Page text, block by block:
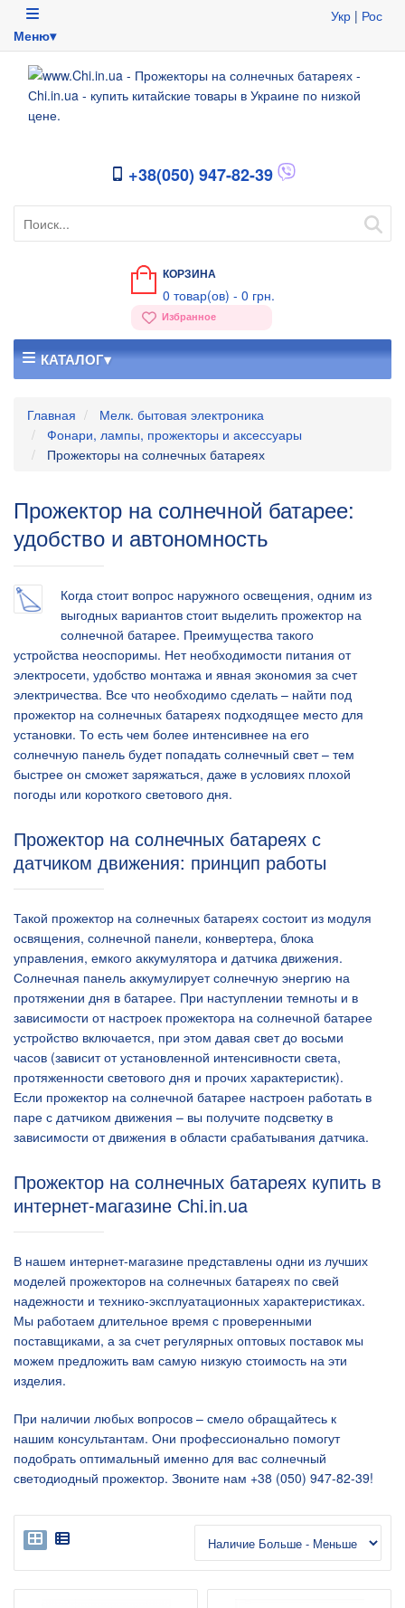
Меню▾
Укр | Рос
+38(050) 947-82-39
КОРЗИНА
0 товар(ов) - 0 грн.
Избранное
КАТАЛОГ▾
Главная
Мелк. бытовая электроника
Фонари, лампы, прожекторы и аксессуары
Прожекторы на солнечных батареях
Прожектор на солнечной батарее:
удобство и автономность
Когда стоит вопрос наружного освещения, одним из
выгодных вариантов стоит выделить прожектор на
солнечной батарее. Преимущества такого
устройства неоспоримы. Нет необходимости питания от
электросети, удобство монтажа и явная экономия за счет
электричества. Все что необходимо сделать – найти под
прожектор на солнечных батареях подходящее место для
установки. То есть чем более интенсивнее на его
солнечную панель будет попадать солнечный свет – тем
быстрее он сможет заряжаться, даже в условиях плохой
погоды или короткого светового дня.
Прожектор на солнечных батареях с
датчиком движения: принцип работы
Такой прожектор на солнечных батареях состоит из модуля
освящения, солнечной панели, конвертера, блока
управления, емкого аккумулятора и датчика движения.
Солнечная панель аккумулирует солнечную энергию на
протяжении дня в батарее. При наступлении темноты и в
зависимости от настроек прожектора на солнечной батарее
устройство включается, при этом давая свет до восьми
часов (зависит от установленной интенсивности света,
протяженности светового дня и прочих характеристик).
Если прожектор на солнечной батарее настроен работать в
паре с датчиком движения – вы получите подсветку в
зависимости от движения в области срабатывания датчика.
Прожектор на солнечных батареях купить в
интернет-магазине Сhi.in.ua
В нашем интернет-магазине представлены одни из лучших
моделей прожекторов на солнечных батареях по свей
надежности и технико-эксплуатационных характеристиках.
Мы работаем длительное время с проверенными
поставщиками, а за счет регулярных оптовых поставок мы
можем предложить вам самую низкую стоимость на эти
изделия.
При наличии любых вопросов – смело обращайтесь к
нашим консультантам. Они профессионально помогут
подобрать оптимальный именно для вас солнечный
светодиодный прожектор. Звоните нам +38 (050) 947-82-39!